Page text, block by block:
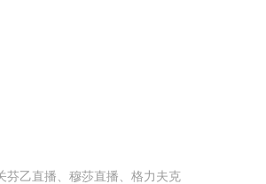
芬乙直播、穆莎直播、格力夫克